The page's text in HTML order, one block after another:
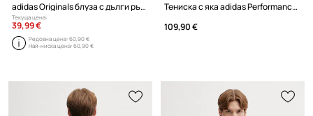
adidas Originals блуза с дълги ръкави мъжка от памук
Текуща цена:
39,99 €
Редовна цена:60,90 €
Най-ниска цена:60,90 €
Тениска с яка adidas Performance FMF H JSY 86
109,90 €